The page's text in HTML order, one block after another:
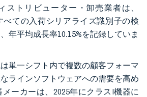
ストリビューター・卸売業者は、
べての入荷シリアライズ識別子の検
年平均成長率10.15%を記録していま
単一シフト内で複数の顧客フォーマ
ラインソフトウェアへの需要を高め
ーカーは、2025年にクラスI機器に